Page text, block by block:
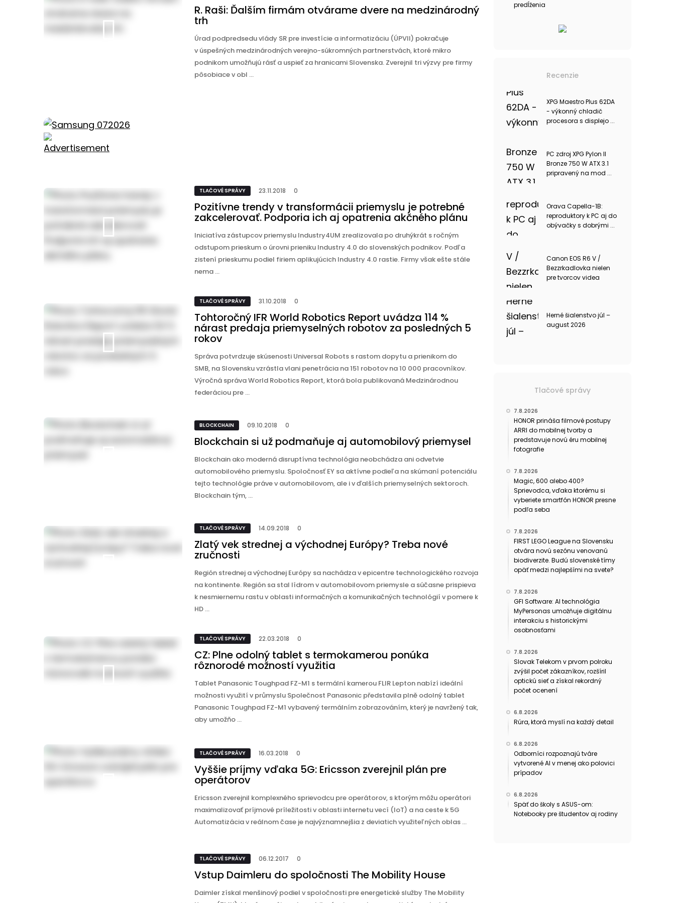
R. Raši: Ďalším firmám otvárame dvere na medzinárodný
trh
Úrad podpredsedu vlády SR pre investície a informatizáciu (ÚPVII) pokračuje
v úspešných medzinárodných verejno-súkromných partnerstvách, ktoré mikro
podnikom umožňujú rásť a uspieť za hranicami Slovenska. Zverejnil tri výzvy pre firmy
pôsobiace v obl ...
TLAČOVÉ SPRÁVY 23.11.2018 0
Pozitívne trendy v transformácii priemyslu je potrebné
zakcelerovať. Podporia ich aj opatrenia akčného plánu
Iniciatíva zástupcov priemyslu Industry4UM zrealizovala po druhýkrát s ročným
odstupom prieskum o úrovni prieniku Industry 4.0 do slovenských podnikov. Podľa
zistení prieskumu podiel firiem aplikujúcich Industry 4.0 rastie. Firmy však ešte stále
nema ...
TLAČOVÉ SPRÁVY 31.10.2018 0
Tohtoročný IFR World Robotics Report uvádza 114 %
nárast predaja priemyselných robotov za posledných 5
rokov
Správa potvrdzuje skúsenosti Universal Robots s rastom dopytu a prienikom do
SMB, na Slovensku vzrástla vlani penetrácia na 151 robotov na 10 000 pracovníkov.
Výročná správa World Robotics Report, ktorá bola publikovaná Medzinárodnou
federáciou pre ...
BLOCKCHAIN 09.10.2018 0
Blockchain si už podmaňuje aj automobilový priemysel
Blockchain ako moderná disruptívna technológia neobchádza ani odvetvie
automobilového priemyslu. Spoločnosť EY sa aktívne podieľa na skúmaní potenciálu
tejto technológie práve v automobilovom, ale i v ďalších priemyselných sektoroch.
Blockchain tým, ...
TLAČOVÉ SPRÁVY 14.09.2018 0
Zlatý vek strednej a východnej Európy? Treba nové
zručnosti
Región strednej a východnej Európy sa nachádza v epicentre technologického rozvoja
na kontinente. Región sa stal lídrom v automobilovom priemysle a súčasne prispieva
k nesmiernemu rastu v oblasti informačných a komunikačných technológií v pomere k
HD ...
TLAČOVÉ SPRÁVY 22.03.2018 0
CZ: Plne odolný tablet s termokamerou ponúka
rôznorodé možností využitia
Tablet Panasonic Toughpad FZ-M1 s termální kamerou FLIR Lepton nabízí ideální
možnosti využití v průmyslu Společnost Panasonic představila plně odolný tablet
Panasonic Toughpad FZ-M1 vybavený termálním zobrazováním, který je navržený tak,
aby umožňo ...
TLAČOVÉ SPRÁVY 16.03.2018 0
Vyššie príjmy vďaka 5G: Ericsson zverejnil plán pre
operátorov
Ericsson zverejnil komplexného sprievodcu pre operátorov, s ktorým môžu operátori
maximalizovať príjmové príležitosti v oblasti internetu vecí (IoT) a na ceste k 5G
Automatizácia v reálnom čase je najvýznamnejšia z deviatich využiteľných oblas ...
TLAČOVÉ SPRÁVY 06.12.2017 0
Vstup Daimleru do spoločnosti The Mobility House
Daimler získal menšinový podiel v spoločnosti pre energetické služby The Mobility
predĺženia
Recenzie
XPG Maestro Plus 62DA
- výkonný chladič
procesora s displejo ...
PC zdroj XPG Pylon II
Bronze 750 W ATX 3.1
pripravený na mod ...
Orava Capella-1B:
reproduktory k PC aj do
obývačky s dobrými ...
Canon EOS R6 V /
Bezzrkadlovka nielen
pre tvorcov videa
Herné šialenstvo júl –
august 2026
Tlačové správy
7.8.2026
HONOR prináša filmové postupy
ARRI do mobilnej tvorby a
predstavuje novú éru mobilnej
fotografie
7.8.2026
Magic, 600 alebo 400?
Sprievodca, vďaka ktorému si
vyberiete smartfón HONOR presne
podľa seba
7.8.2026
FIRST LEGO League na Slovensku
otvára novú sezónu venovanú
biodiverzite. Budú slovenské tímy
opäť medzi najlepšími na svete?
7.8.2026
GFI Software: AI technológia
MyPersonas umožňuje digitálnu
interakciu s historickými
osobnosťami
7.8.2026
Slovak Telekom v prvom polroku
zvýšil počet zákazníkov, rozšíril
optickú sieť a získal rekordný
počet ocenení
6.8.2026
Rúra, ktorá myslí na každý detail
6.8.2026
Odborníci rozpoznajú tváre
vytvorené AI v menej ako polovici
prípadov
6.8.2026
Späť do školy s ASUS-om:
Notebooky pre študentov aj rodiny